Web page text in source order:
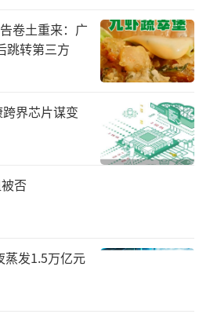
置和运营投入成本。
算案资产拍卖公告（以下
，由于广汽菲克已于2022
分资产闲置时间较长，可
的情况，评估报告中涉及的
，不能作为竞买人判断、
，也不作为与买受人竞买
丝杠、主轴、轴承、拧紧
感器、激光打标机、焊接
卷土重来：广
跳转第三方
界芯片谋变
否
蒸发1.5万亿元